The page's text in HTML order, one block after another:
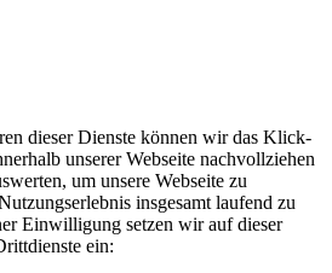
dieser Dienste können wir das Klick-
unserer Webseite nachvollziehen
um unsere Webseite zu
insgesamt laufend zu
Einwilligung setzen wir auf dieser
ein: